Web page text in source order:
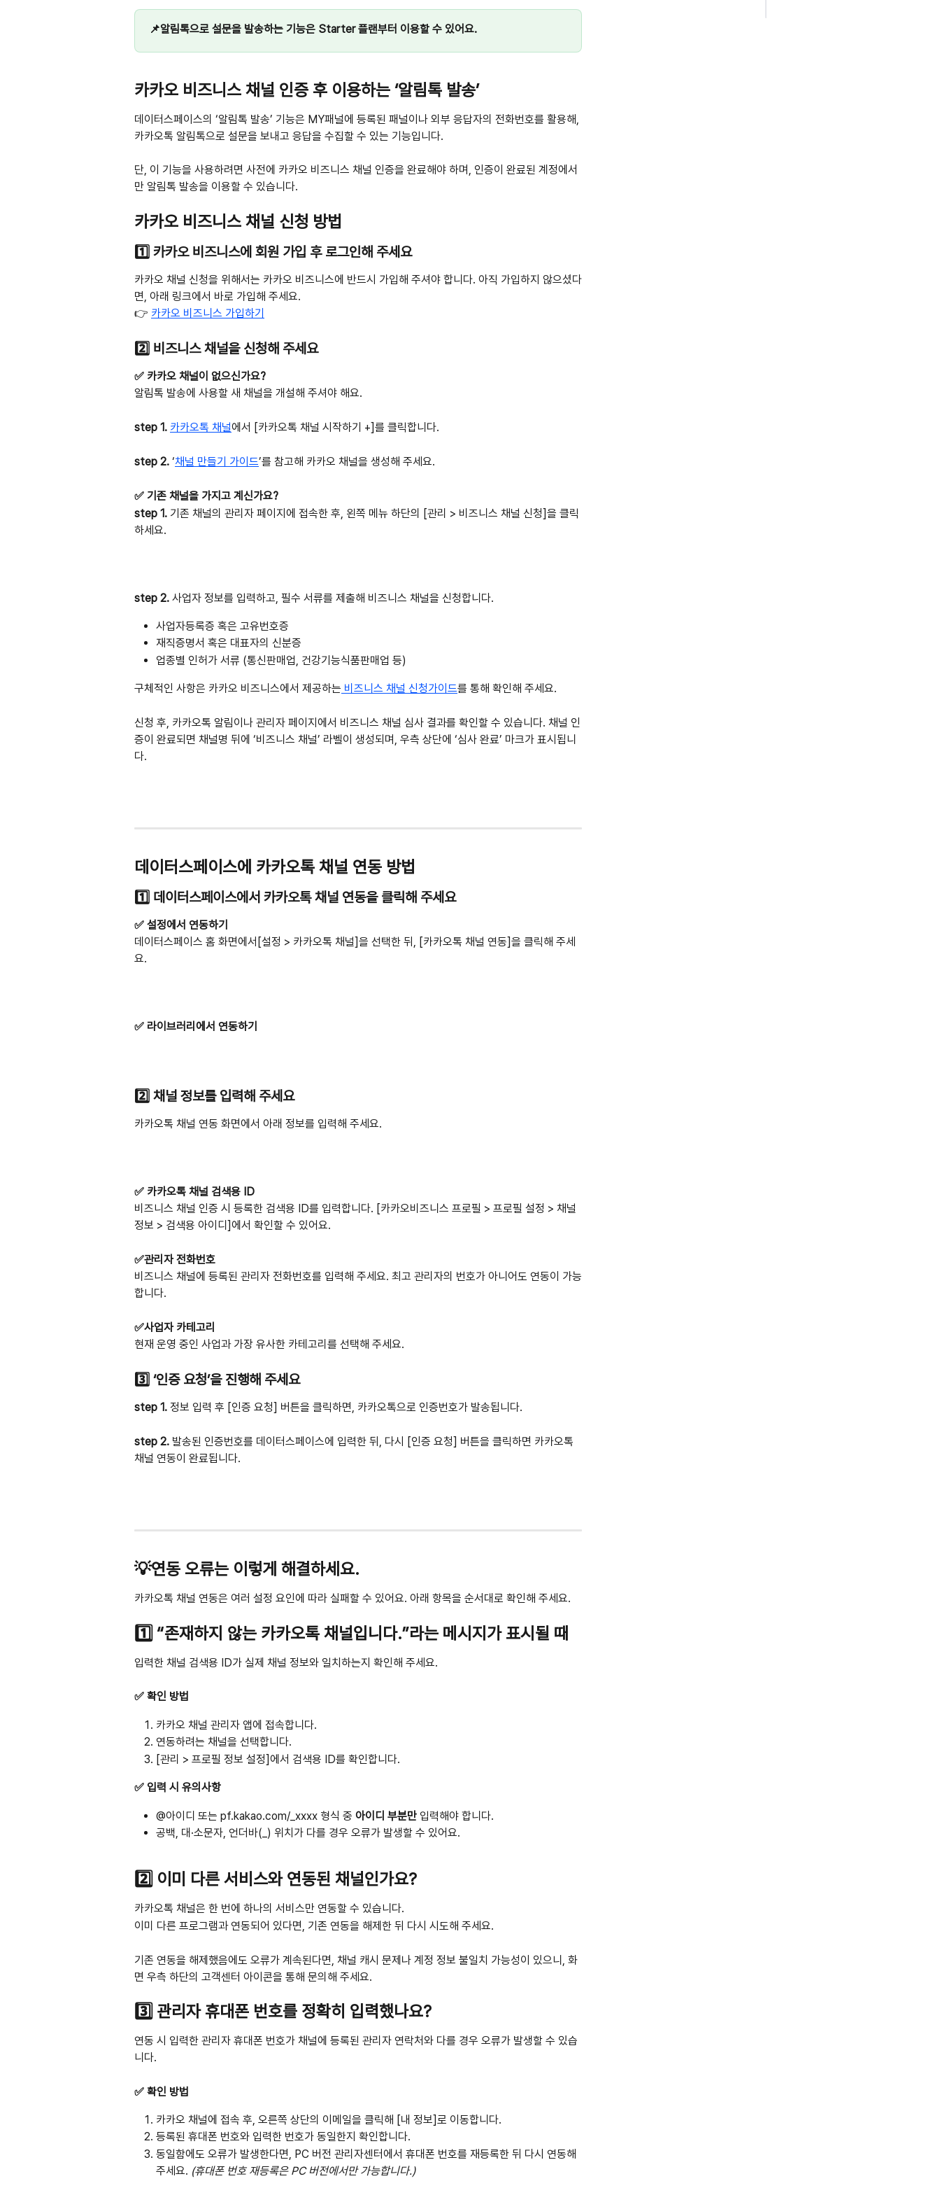
📌알림톡으로 설문을 발송하는 기능은 Starter 플랜부터 이용할 수 있어요.
카카오 비즈니스 채널 인증 후 이용하는 ‘알림톡 발송’
데이터스페이스의 ‘알림톡 발송’ 기능은 MY패널에 등록된 패널이나 외부 응답자의 전화번호를 활용해,
카카오톡 알림톡으로 설문을 보내고 응답을 수집할 수 있는 기능입니다.
단, 이 기능을 사용하려면 사전에 카카오 비즈니스 채널 인증을 완료해야 하며, 인증이 완료된 계정에서
만 알림톡 발송을 이용할 수 있습니다.
카카오 비즈니스 채널 신청 방법
1️⃣ 카카오 비즈니스에 회원 가입 후 로그인해 주세요
카카오 채널 신청을 위해서는 카카오 비즈니스에 반드시 가입해 주셔야 합니다. 아직 가입하지 않으셨다
면, 아래 링크에서 바로 가입해 주세요.
👉 카카오 비즈니스 가입하기
2️⃣ 비즈니스 채널을 신청해 주세요
✅ 카카오 채널이 없으신가요?
알림톡 발송에 사용할 새 채널을 개설해 주셔야 해요.
step 1. 카카오톡 채널에서 [카카오톡 채널 시작하기 +]를 클릭합니다.
step 2. ‘채널 만들기 가이드’를 참고해 카카오 채널을 생성해 주세요.
✅ 기존 채널을 가지고 계신가요?
step 1. 기존 채널의 관리자 페이지에 접속한 후, 왼쪽 메뉴 하단의 [관리 > 비즈니스 채널 신청]을 클릭
하세요.
step 2. 사업자 정보를 입력하고, 필수 서류를 제출해 비즈니스 채널을 신청합니다.
사업자등록증 혹은 고유번호증
재직증명서 혹은 대표자의 신분증
업종별 인허가 서류 (통신판매업, 건강기능식품판매업 등)
구체적인 사항은 카카오 비즈니스에서 제공하는 비즈니스 채널 신청가이드를 통해 확인해 주세요.
신청 후, 카카오톡 알림이나 관리자 페이지에서 비즈니스 채널 심사 결과를 확인할 수 있습니다. 채널 인
증이 완료되면 채널명 뒤에 ‘비즈니스 채널’ 라벨이 생성되며, 우측 상단에 ‘심사 완료’ 마크가 표시됩니
다.
데이터스페이스에 카카오톡 채널 연동 방법
1️⃣ 데이터스페이스에서 카카오톡 채널 연동을 클릭해 주세요
✅ 설정에서 연동하기
데이터스페이스 홈 화면에서[설정 > 카카오톡 채널]을 선택한 뒤, [카카오톡 채널 연동]을 클릭해 주세
요.
✅ 라이브러리에서 연동하기
2️⃣ 채널 정보를 입력해 주세요
카카오톡 채널 연동 화면에서 아래 정보를 입력해 주세요.
✅ 카카오톡 채널 검색용 ID
비즈니스 채널 인증 시 등록한 검색용 ID를 입력합니다. [카카오비즈니스 프로필 > 프로필 설정 > 채널
정보 > 검색용 아이디]에서 확인할 수 있어요.
✅관리자 전화번호
비즈니스 채널에 등록된 관리자 전화번호를 입력해 주세요. 최고 관리자의 번호가 아니어도 연동이 가능
합니다.
✅사업자 카테고리
현재 운영 중인 사업과 가장 유사한 카테고리를 선택해 주세요.
3️⃣ ‘인증 요청’을 진행해 주세요
step 1. 정보 입력 후 [인증 요청] 버튼을 클릭하면, 카카오톡으로 인증번호가 발송됩니다.
step 2. 발송된 인증번호를 데이터스페이스에 입력한 뒤, 다시 [인증 요청] 버튼을 클릭하면 카카오톡
채널 연동이 완료됩니다.
💡연동 오류는 이렇게 해결하세요.
카카오톡 채널 연동은 여러 설정 요인에 따라 실패할 수 있어요. 아래 항목을 순서대로 확인해 주세요.
1️⃣ “존재하지 않는 카카오톡 채널입니다.”라는 메시지가 표시될 때
입력한 채널 검색용 ID가 실제 채널 정보와 일치하는지 확인해 주세요.
✅ 확인 방법
카카오 채널 관리자 앱에 접속합니다.
연동하려는 채널을 선택합니다.
[관리 > 프로필 정보 설정]에서 검색용 ID를 확인합니다.
✅ 입력 시 유의사항
@아이디 또는 pf.kakao.com/_xxxx 형식 중 아이디 부분만 입력해야 합니다.
공백, 대·소문자, 언더바(_) 위치가 다를 경우 오류가 발생할 수 있어요.
2️⃣ 이미 다른 서비스와 연동된 채널인가요?
카카오톡 채널은 한 번에 하나의 서비스만 연동할 수 있습니다.
이미 다른 프로그램과 연동되어 있다면, 기존 연동을 해제한 뒤 다시 시도해 주세요.
기존 연동을 해제했음에도 오류가 계속된다면, 채널 캐시 문제나 계정 정보 불일치 가능성이 있으니, 화
면 우측 하단의 고객센터 아이콘을 통해 문의해 주세요.
3️⃣ 관리자 휴대폰 번호를 정확히 입력했나요?
연동 시 입력한 관리자 휴대폰 번호가 채널에 등록된 관리자 연락처와 다를 경우 오류가 발생할 수 있습
니다.
✅ 확인 방법
카카오 채널에 접속 후, 오른쪽 상단의 이메일을 클릭해 [내 정보]로 이동합니다.
등록된 휴대폰 번호와 입력한 번호가 동일한지 확인합니다.
동일함에도 오류가 발생한다면, PC 버전 관리자센터에서 휴대폰 번호를 재등록한 뒤 다시 연동해
주세요. (휴대폰 번호 재등록은 PC 버전에서만 가능합니다.)